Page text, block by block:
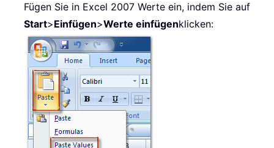
Fügen Sie in Excel 2007 Werte ein, indem Sie auf
Start>Einfügen>Werte einfügenklicken: